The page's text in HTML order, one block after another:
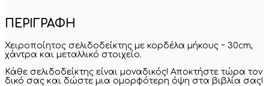
ΠΕΡΙΓΡΑΦΗ
Χειροποίητος σελιδοδείκτης με κορδέλα μήκους ~ 30cm,
χάντρα και μεταλλικό στοιχείο.
Κάθε σελιδοδείκτης είναι μοναδικός! Αποκτήστε τώρα τον
δικό σας και δώστε μια ομορφότερη όψη στα βιβλία σας!